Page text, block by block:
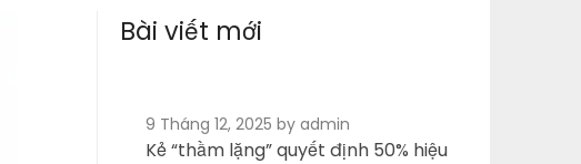
Bài viết mới
9 Tháng 12, 2025 by admin
Kẻ “thầm lặng” quyết định 50% hiệu